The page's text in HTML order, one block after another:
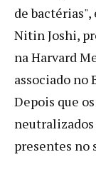
de
Nitin Joshi,
na Harvard
associado no
Depois que
presentes no